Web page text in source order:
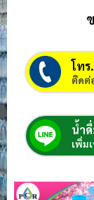
โทร
ติดต่
น้ำ
เพิ่ม